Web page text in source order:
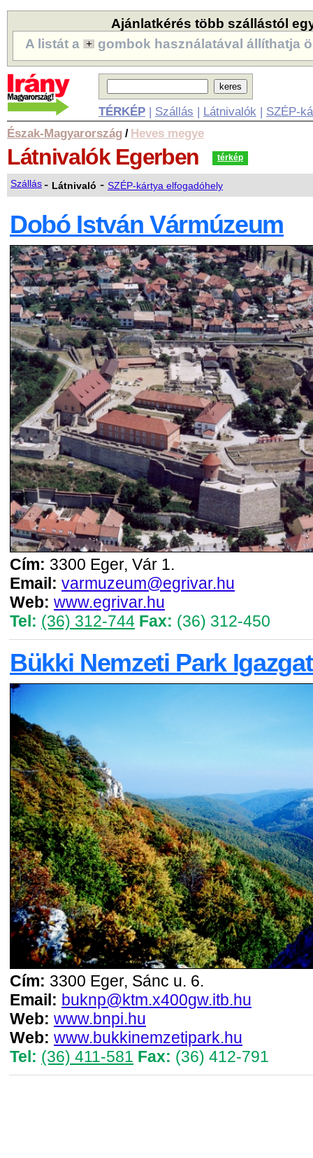
Ajánlatkérés több szállástól
A listát a
gombok használatával állíthatja
TÉRKÉP| Szállás | Látnivalók | SZÉP-
Észak-Magyarország / Heves megye
Látnivalók Egerben térkép
Szállás- Látnivaló - SZÉP-kártya elfogadóhely
Dobó István Vármúzeum
Cím: 3300 Eger, Vár 1.
Email: varmuzeum@egrivar.hu
Web: www.egrivar.hu
Tel: (36) 312-744 Fax: (36) 312-450
Bükki Nemzeti Park
Cím: 3300 Eger, Sánc u. 6.
Email: buknp@ktm.x400gw.itb.hu
Web: www.bnpi.hu
Web: www.bukkinemzetipark.hu
Tel: (36) 411-581 Fax: (36) 412-791